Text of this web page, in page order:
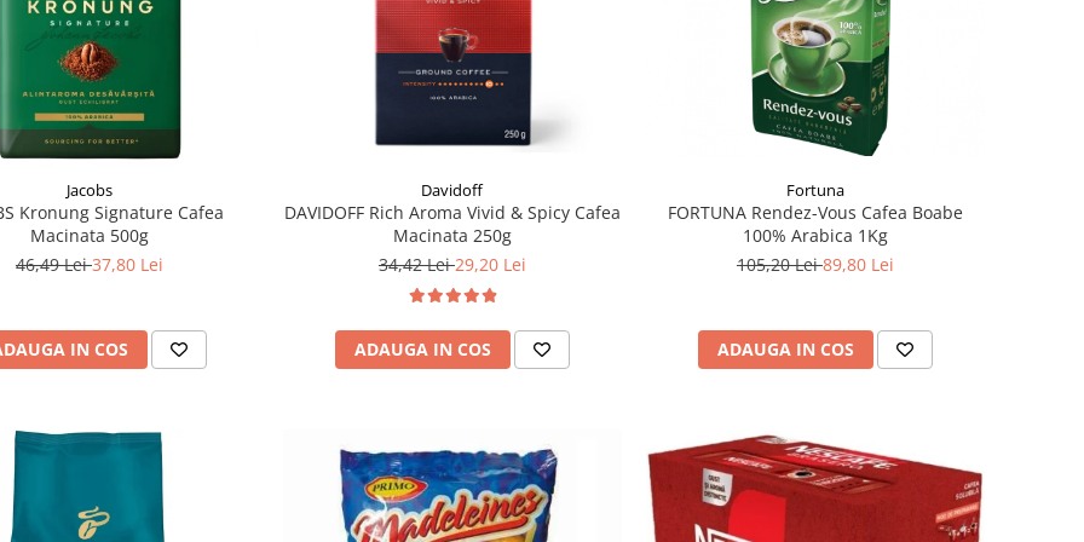
Jacobs
Kronung Signature Cafea
Macinata 500g
46,49 Lei37,80 Lei
IN COS
Davidoff
DAVIDOFF Rich Aroma Vivid & Spicy Cafea
Macinata 250g
34,42 Lei29,20 Lei
ADAUGA IN COS
Fortuna
FORTUNA Rendez-Vous Cafea Boabe
100% Arabica 1Kg
105,20 Lei89,80 Lei
ADAUGA IN COS